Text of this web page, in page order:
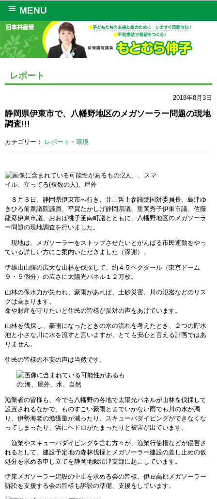
MENU
レポート
2018年8月3日
静岡県伊東市で、八幡野地区のメガソーラー問題の現地
調査!!!
カテゴリー： レポート ・ 環境
８月３日、静岡県伊東市へ行き、井上哲士参議院国対委員長、島津ゆ
きひろ前衆議院議員、平賀たかしげ静岡県議、重岡秀子伊東市議、佐藤
龍彦伊東市議、おおば桃子函南町議とともに、八幡野地区のメガソーラ
ー問題の現地調査を行いました。
現地は、メガソーラーをストップさせたいとがんばる市民運動をやっ
ている詳しい方にご案内いただきました（深謝）。
伊雄山山腹の広大な山林を伐採して、約４５ヘクタール（東京ドーム
９・５個分）の広さに太陽光パネル１２万枚。
山林の保水力が失われ、豪雨があれば、土砂災害、川の氾濫などのリス
クは高まります。
命や財産を守りたいと住民の皆様が反対の声をあげています。
山林を伐採し、豪雨になったときの水の流れを考えたとき、２つの貯水
池と小さな川に水を流すと言いますが、とても安心と言える計画ではあ
りません。
住民の皆様の不安の声は当然です。
漁業者の皆様も、今でも八幡野の各地で太陽光パネルが山林を伐採して
設置されるなかで、ものすごい豪雨とまでいかない雨でも川の水が濁
り、伊勢海老の漁獲量が減ったり、スキューバダイビングができなくな
ってしまったり、浜にヘドロがたまったりと被害が出ています。
漁業やスキューバダイビングを営む方々が、漁業行使権などが侵害さ
れるとして、建設予定地の森林伐採とメガソーラー建設の差し止めの仮
処分を求める申し立てを静岡地裁沼津支部に起こしています。
伊東メガソーラー建設の中止を求める会の皆様、伊豆高原メガソーラー
訴訟を支援する会の皆様も訴訟の準備、支援をしています。